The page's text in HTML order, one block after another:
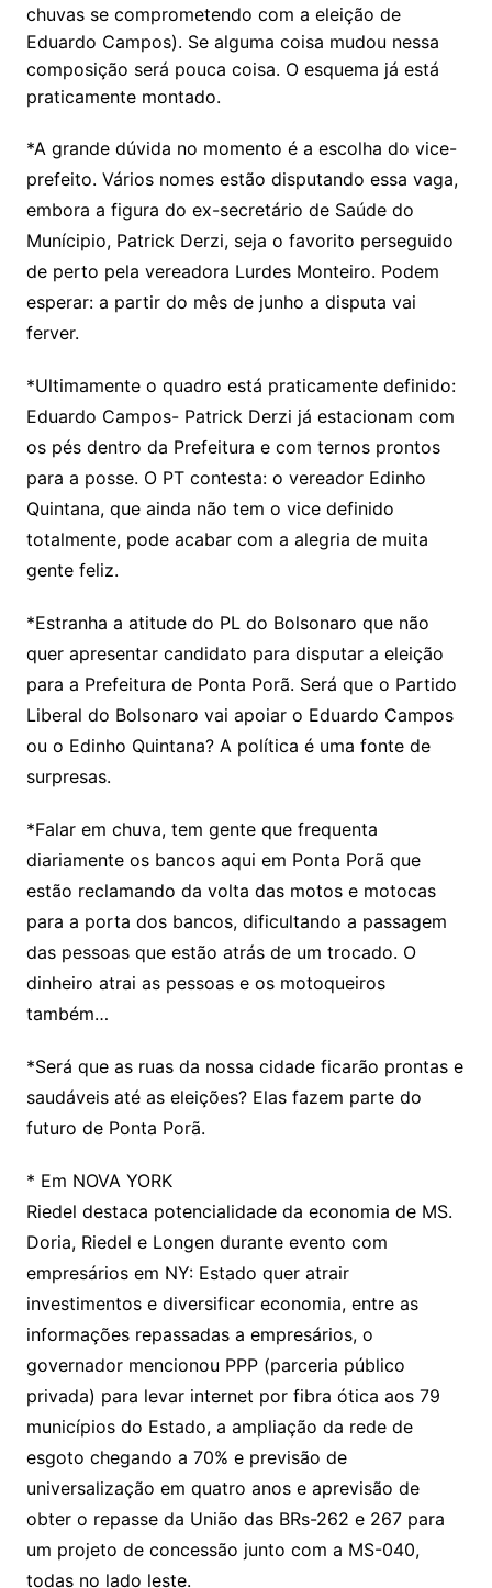
chuvas se comprometendo com a eleição de
Eduardo Campos). Se alguma coisa mudou nessa
composição será pouca coisa. O esquema já está
praticamente montado.
*A grande dúvida no momento é a escolha do vice-
prefeito. Vários nomes estão disputando essa vaga,
embora a figura do ex-secretário de Saúde do
Munícipio, Patrick Derzi, seja o favorito perseguido
de perto pela vereadora Lurdes Monteiro. Podem
esperar: a partir do mês de junho a disputa vai
ferver.
*Ultimamente o quadro está praticamente definido:
Eduardo Campos- Patrick Derzi já estacionam com
os pés dentro da Prefeitura e com ternos prontos
para a posse. O PT contesta: o vereador Edinho
Quintana, que ainda não tem o vice definido
totalmente, pode acabar com a alegria de muita
gente feliz.
*Estranha a atitude do PL do Bolsonaro que não
quer apresentar candidato para disputar a eleição
para a Prefeitura de Ponta Porã. Será que o Partido
Liberal do Bolsonaro vai apoiar o Eduardo Campos
ou o Edinho Quintana? A política é uma fonte de
surpresas.
*Falar em chuva, tem gente que frequenta
diariamente os bancos aqui em Ponta Porã que
estão reclamando da volta das motos e motocas
para a porta dos bancos, dificultando a passagem
das pessoas que estão atrás de um trocado. O
dinheiro atrai as pessoas e os motoqueiros
também…
*Será que as ruas da nossa cidade ficarão prontas e
saudáveis até as eleições? Elas fazem parte do
futuro de Ponta Porã.
* Em NOVA YORK
Riedel destaca potencialidade da economia de MS.
Doria, Riedel e Longen durante evento com
empresários em NY: Estado quer atrair
investimentos e diversificar economia, entre as
informações repassadas a empresários, o
governador mencionou PPP (parceria público
privada) para levar internet por fibra ótica aos 79
municípios do Estado, a ampliação da rede de
esgoto chegando a 70% e previsão de
universalização em quatro anos e aprevisão de
obter o repasse da União das BRs-262 e 267 para
um projeto de concessão junto com a MS-040,
todas no lado leste.